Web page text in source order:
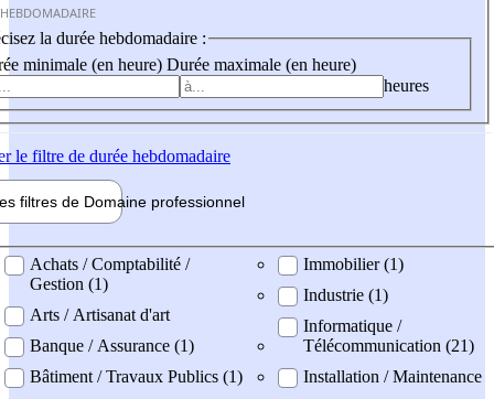
la durée hebdomadaire :
minimale (en heure) Durée maximale (en heure)
heures
le filtre de durée hebdomadaire
filtres de Domaine professionnel
professionel
Achats / Comptabilité /
Gestion (1)
Arts / Artisanat d'art
Banque / Assurance (1)
Bâtiment / Travaux Publics (1)
Immobilier (1)
Industrie (1)
Informatique /
Télécommunication (21)
Installation / Maintenance